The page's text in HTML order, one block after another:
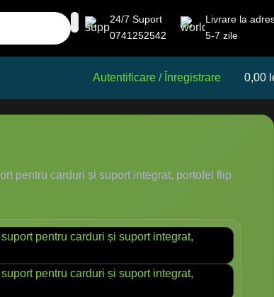
24/7 Suport
0741252542
Livrare la
5-7 zile
Autentificare / Înregistrare 0,00
pentru carduri și suport integrat, portofel flip